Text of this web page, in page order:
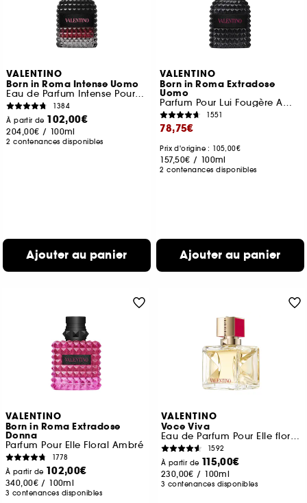
VALENTINO
Born in Roma Intense Uomo
Eau de Parfum Intense Pour Lui Fougère Ambrée
1384
À partir de 102,00€
204,00€ / 100ml
2 contenances disponibles
Ajouter au panier
VALENTINO
Born in Roma Extradose
Uomo
Parfum Pour Lui Fougère Ambrée
1551
78,75€
Prix d'origine : 105,00€
157,50€ / 100ml
2 contenances disponibles
Ajouter au panier
VALENTINO
Born in Roma Extradose
Donna
Parfum Pour Elle Floral Ambré
1778
À partir de 102,00€
340,00€ / 100ml
3 contenances disponibles
VALENTINO
Voce Viva
Eau de Parfum Pour Elle floral oriental
1592
À partir de 115,00€
230,00€ / 100ml
3 contenances disponibles